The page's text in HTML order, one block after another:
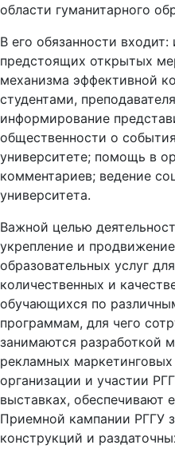
области гуманитарного
В его обязанности
предстоящих открытых
механизма эффективной
студентами,
информирование
общественности о
университете; помощь в
комментариев; ведение
университета.
Важной целью
укрепление и
образовательных услуг
количественных и
обучающихся по
программам, для чего
занимаются разработкой
рекламных
организации и участии
выставках, обеспечивают
Приемной кампании РГГУ
конструкций и